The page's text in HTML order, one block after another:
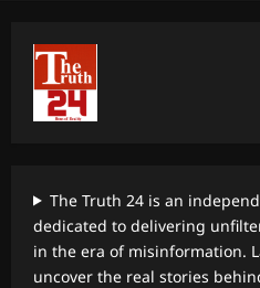
The Truth 24 is an
dedicated to delivering
in the era of misinformation.
uncover the real stories